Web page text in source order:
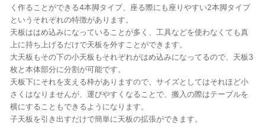
く作ることができる4本脚タイプ、座る際にも座りやすい2本脚タイプ
というそれぞれの特徴があります。
天板ははめ込みになっていることが多く、工具などを使わなくても真
上に持ち上げるだけで天板を外すことができます。
大天板もその下の小天板もそれぞれがはめ込みになってるので、天板3
枚と本体部分に分割が可能です。
天板下にそれを支える枠がありますので、サイズとしてはそれほど小
さくはなりませんが、運びやすくなることで、搬入の際はテーブルを
横にすることもできるようになります。
子天板を引き出すだけで簡単に天板の拡張ができます。